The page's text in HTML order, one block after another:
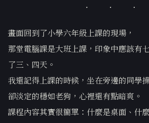
畫面回到了小學六年級上課的現場，
那堂電腦課是大班上課，印象中應該有
了三、四天。
我還記得上課的時候，坐在旁邊的同學
卻淡定的穩如老狗，心裡還有點暗爽。
課程內容其實很簡單：什麼是桌面、什